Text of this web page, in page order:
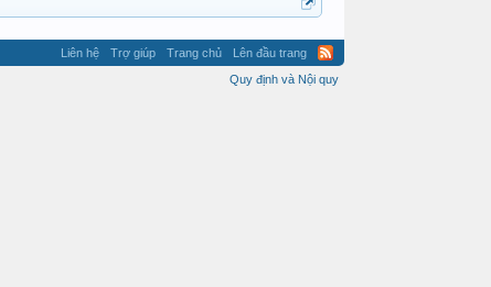
Liên hệ Trợ giúp Trang chủ
Lên đầu trang
Quy định và Nội quy